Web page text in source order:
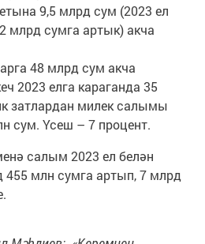
9,5 млрд сум (2023 ел
млрд сумга артык) акча
48 млрд сум акча
2023 елга караганда 35
затлардан милек салымы
сум. Үсеш – 7 процент.
салым 2023 ел белән
млн сумга артып, 7 млрд